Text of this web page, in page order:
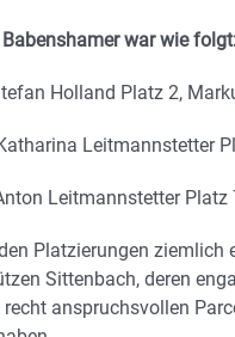
war wie
Holland Platz 2,
Leitmannstetter
Leitmannstetter Platz
Platzierungen
Sittenbach, deren
anspruchsvollen